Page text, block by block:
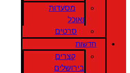
מסעדות
ואוכל
סרטים
חדשות
קצרים
בירושלים